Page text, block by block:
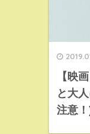
【映
と大
注意